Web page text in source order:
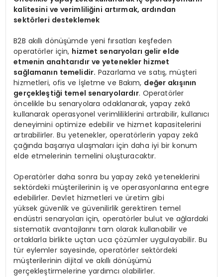
kalitesini ve verimliliğini artırmak, ardından
sektörleri desteklemek
B2B akıllı dönüşümde yeni fırsatları keşfeden
operatörler için, hizmet senaryoları gelir elde
etmenin anahtarıdır ve yetenekler hizmet
sağlamanın temelidir. Pazarlama ve satış, müşteri
hizmetleri, ofis ve İşletme ve Bakım, değer akışının
gerçekleştiği temel senaryolardır. Operatörler
öncelikle bu senaryolara odaklanarak, yapay zekâ
kullanarak operasyonel verimliliklerini artırabilir, kullanıcı
deneyimini optimize edebilir ve hizmet kapasitelerini
artırabilirler. Bu yetenekler, operatörlerin yapay zekâ
çağında başarıya ulaşmaları için daha iyi bir konum
elde etmelerinin temelini oluşturacaktır.
Operatörler daha sonra bu yapay zekâ yeteneklerini
sektördeki müşterilerinin iş ve operasyonlarına entegre
edebilirler. Devlet hizmetleri ve üretim gibi
yüksek güvenlik ve güvenilirlik gerektiren temel
endüstri senaryoları için, operatörler bulut ve ağlardaki
sistematik avantajlarını tam olarak kullanabilir ve
ortaklarla birlikte uçtan uca çözümler uygulayabilir. Bu
tür eylemler sayesinde, operatörler sektördeki
müşterilerinin dijital ve akıllı dönüşümü
gerçekleştirmelerine yardımcı olabilirler.